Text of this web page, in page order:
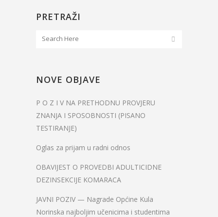
PRETRAŽI
NOVE OBJAVE
P O Z I V NA PRETHODNU PROVJERU
ZNANJA I SPOSOBNOSTI (PISANO
TESTIRANJE)
Oglas za prijam u radni odnos
OBAVIJEST O PROVEDBI ADULTICIDNE
DEZINSEKCIJE KOMARACA
JAVNI POZIV — Nagrade Općine Kula
Norinska najboljim učenicima i studentima